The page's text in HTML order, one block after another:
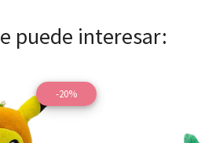
puede interesar:
-20%
Ver detalles